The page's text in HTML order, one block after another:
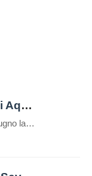
Stagione estiva di Aquafelix
Si inaugura sabato 11 giugno la nuova stagione di Aquafelix a Civitavecchia, il più grande Parco aquatico del Centro Italia, tra i 10 più belli nel Paese. Tante le attività in programma per una estate che si annuncia piena di eventi, con particolare attenzione alle famiglie e al divertimento dei bambini. Tra gli appuntamenti in […]